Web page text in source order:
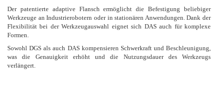
Der patentierte adaptive Flansch ermöglicht die Befestigung beliebiger
Werkzeuge an Industrierobotern oder in stationären Anwendungen. Dank der
Flexibilität bei der Werkzeugauswahl eignet sich DAS auch für komplexe
Formen.
Sowohl DGS als auch DAS kompensieren Schwerkraft und Beschleunigung,
was die Genauigkeit erhöht und die Nutzungsdauer des Werkzeugs
verlängert.